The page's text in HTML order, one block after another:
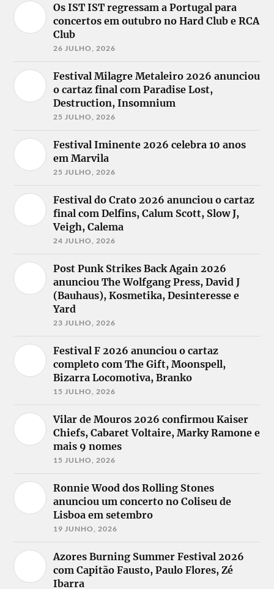
Os IST IST regressam a Portugal para
concertos em outubro no Hard Club e RCA
Club
26 JULHO, 2026
Festival Milagre Metaleiro 2026 anunciou
o cartaz final com Paradise Lost,
Destruction, Insomnium
25 JULHO, 2026
Festival Iminente 2026 celebra 10 anos
em Marvila
25 JULHO, 2026
Festival do Crato 2026 anunciou o cartaz
final com Delfins, Calum Scott, Slow J,
Veigh, Calema
24 JULHO, 2026
Post Punk Strikes Back Again 2026
anunciou The Wolfgang Press, David J
(Bauhaus), Kosmetika, Desinteresse e
Yard
23 JULHO, 2026
Festival F 2026 anunciou o cartaz
completo com The Gift, Moonspell,
Bizarra Locomotiva, Branko
15 JULHO, 2026
Vilar de Mouros 2026 confirmou Kaiser
Chiefs, Cabaret Voltaire, Marky Ramone e
mais 9 nomes
15 JULHO, 2026
Ronnie Wood dos Rolling Stones
anunciou um concerto no Coliseu de
Lisboa em setembro
19 JUNHO, 2026
Azores Burning Summer Festival 2026
com Capitão Fausto, Paulo Flores, Zé
Ibarra